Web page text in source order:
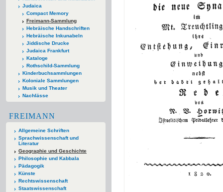
Judaica
Compact Memory
Freimann-Sammlung
Hebräische Handschriften
Hebräische Inkunabeln
Jiddische Drucke
Judaica Frankfurt
Kataloge
Rothschild-Sammlung
Kinderbuchsammlungen
Koloniale Sammlungen
Musik und Theater
Nachlässe
FREIMANN
Allgemeine Schriften
Sprachwissenschaft und
Literatur
Geographie und Geschichte
Philosophie und Kabbala
Pädagogik
Künste
Rechtswissenschaft
Staatswissenschaft